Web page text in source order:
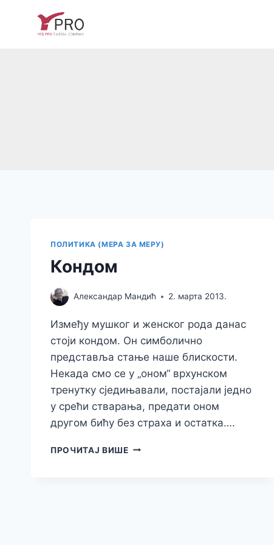
ПОЛИТИКА (МЕРА ЗА МЕРУ)
Кондом
Александар Мандић 2. марта 2013.
Између мушког и женског рода данас
стоји кондом. Он симболично
представља стање наше блискости.
Некада смо се у „оном“ врхунском
тренутку сједињавали, постајали једно
у срећи стварања, предати оном
другом бићу без страха и остатка….
ПРОЧИТАЈ ВИШЕКОНДОМ